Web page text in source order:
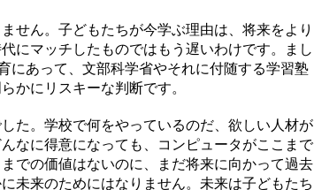
せん。子どもたちが今学ぶ理由は、将来をより
にマッチしたものではもう遅いわけです。まし
にあって、文部科学省やそれに付随する学習塾
かにリスキーな判断です。
た。学校で何をやっているのだ、欲しい人材が
なに得意になっても、コンピュータがここまで
での価値はないのに、まだ将来に向かって過去
未来のためにはなりません。未来は子どもたち